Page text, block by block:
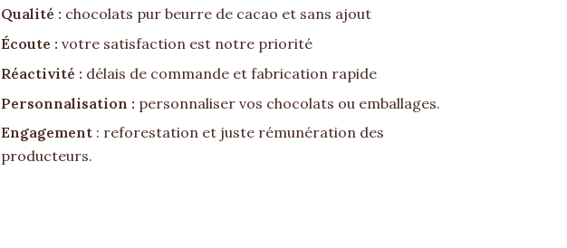
Qualité : chocolats pur beurre de cacao et sans ajout
Écoute : votre satisfaction est notre priorité
Réactivité : délais de commande et fabrication rapide
Personnalisation : personnaliser vos chocolats ou emballages.
Engagement : reforestation et juste rémunération des
producteurs.